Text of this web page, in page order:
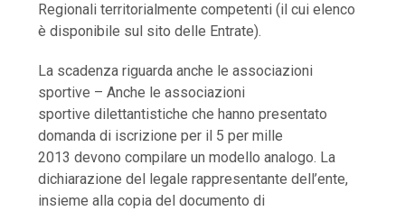
Regionali territorialmente competenti (il cui elenco
è disponibile sul sito delle Entrate).
La scadenza riguarda anche le associazioni
sportive – Anche le associazioni
sportive dilettantistiche che hanno presentato
domanda di iscrizione per il 5 per mille
2013 devono compilare un modello analogo. La
dichiarazione del legale rappresentante dell’ente,
insieme alla copia del documento di